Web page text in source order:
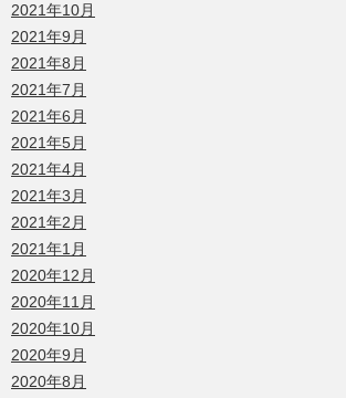
2021年10月
2021年9月
2021年8月
2021年7月
2021年6月
2021年5月
2021年4月
2021年3月
2021年2月
2021年1月
2020年12月
2020年11月
2020年10月
2020年9月
2020年8月